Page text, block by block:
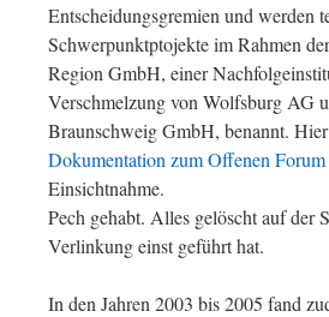
Entscheidungsgremien und werden
Schwerpunktptojekte im Rahmen
Region GmbH, einer
Verschmelzung von Wolfsburg AG
Braunschweig GmbH, benannt.
Dokumentation zum Offenen
Einsichtnahme.
Pech gehabt. Alles gelöscht auf der
Verlinkung einst geführt hat.
In den Jahren 2003 bis 2005 fand